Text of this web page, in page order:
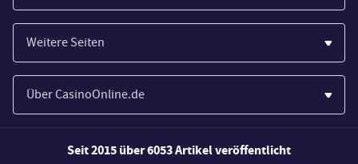
Casinos
Wirtschaft
Spiele
Weitere Seiten
Paypal Casinos
Novoline Casinos
Merkur Casinos
Über CasinoOnline.de
Seit 2015 über 6053 Artikel veröffentlicht